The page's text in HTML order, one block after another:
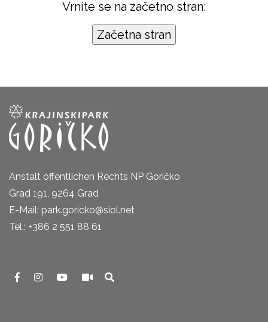
Vrnite se na začetno stran:
Anstalt öffentlichen Rechts NP Goričko
Grad 191, 9264 Grad
E-Mail: park.goricko@siol.net
Tel.: +386 2 551 88 61